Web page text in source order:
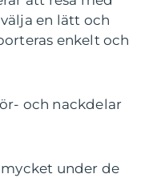
en lätt och
enkelt och
och nackdelar
under de